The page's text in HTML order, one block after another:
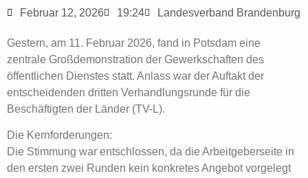
Februar 12, 2026 19:24 Landesverband Brandenburg
Gestern, am 11. Februar 2026, fand in Potsdam eine
zentrale Großdemonstration der Gewerkschaften des
öffentlichen Dienstes statt. Anlass war der Auftakt der
entscheidenden dritten Verhandlungsrunde für die
Beschäftigten der Länder (TV-L).
Die Kernforderungen:
​Die Stimmung war entschlossen, da die Arbeitgeberseite in
den ersten zwei Runden kein konkretes Angebot vorgelegt